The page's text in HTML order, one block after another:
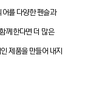
를 다양한 펜슬과
께 한다면 더 많은
제품을 만들어 내지